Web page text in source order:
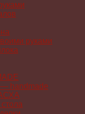
руками
handmade